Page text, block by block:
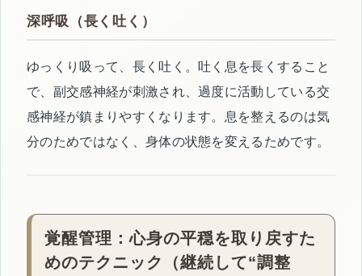
深呼吸（長く吐く）
ゆっくり吸って、長く吐く。吐く息を長くすること
で、副交感神経が刺激され、過度に活動している交
感神経が鎮まりやすくなります。息を整えるのは気
分のためではなく、身体の状態を変えるためです。
覚醒管理：心身の平穏を取り戻すた
めのテクニック（継続して“調整